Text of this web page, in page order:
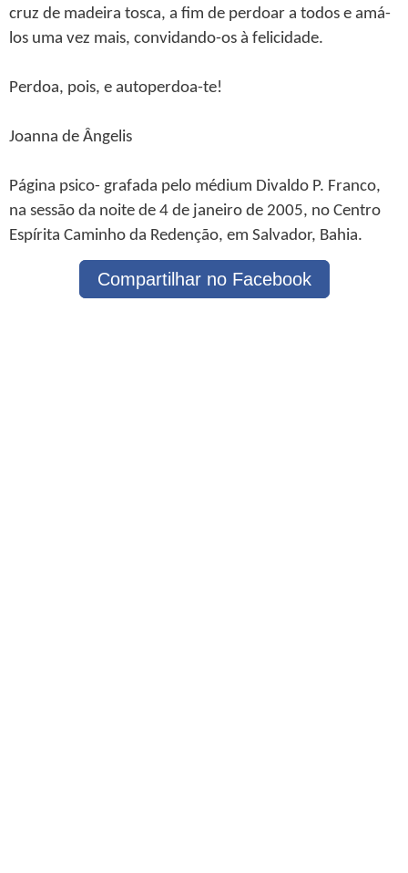
cruz de madeira tosca, a fim de perdoar a todos e amá-
los uma vez mais, convidando-os à felicidade.
Perdoa, pois, e autoperdoa-te!
Joanna de Ângelis
Página psico- grafada pelo médium Divaldo P. Franco,
na sessão da noite de 4 de janeiro de 2005, no Centro
Espírita Caminho da Redenção, em Salvador, Bahia.
Compartilhar no Facebook